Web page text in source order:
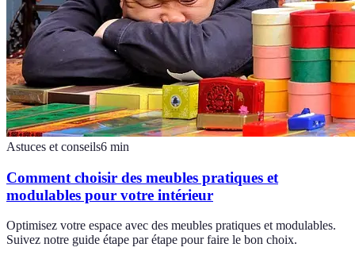
Astuces et conseils6 min
Comment choisir des meubles pratiques et
modulables pour votre intérieur
Optimisez votre espace avec des meubles pratiques et modulables.
Suivez notre guide étape par étape pour faire le bon choix.